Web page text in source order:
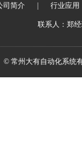
司简介 | 行业应用
联系人：郑
© 常州大有自动化系统